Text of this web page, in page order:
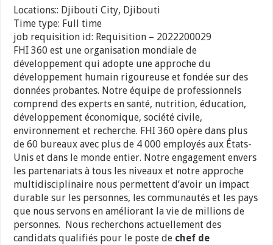
Locations:: Djibouti City, Djibouti
Time type: Full time
job requisition id: Requisition – 2022200029
FHI 360 est une organisation mondiale de
développement qui adopte une approche du
développement humain rigoureuse et fondée sur des
données probantes. Notre équipe de professionnels
comprend des experts en santé, nutrition, éducation,
développement économique, société civile,
environnement et recherche. FHI 360 opère dans plus
de 60 bureaux avec plus de 4 000 employés aux États-
Unis et dans le monde entier. Notre engagement envers
les partenariats à tous les niveaux et notre approche
multidisciplinaire nous permettent d’avoir un impact
durable sur les personnes, les communautés et les pays
que nous servons en améliorant la vie de millions de
personnes. Nous recherchons actuellement des
candidats qualifiés pour le poste de chef de